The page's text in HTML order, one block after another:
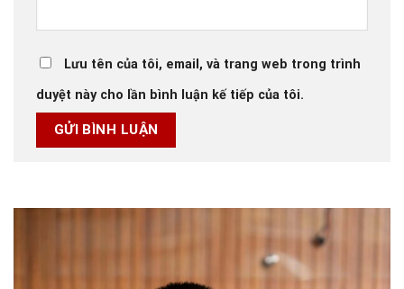
Lưu tên của tôi, email, và trang web trong trình
duyệt này cho lần bình luận kế tiếp của tôi.